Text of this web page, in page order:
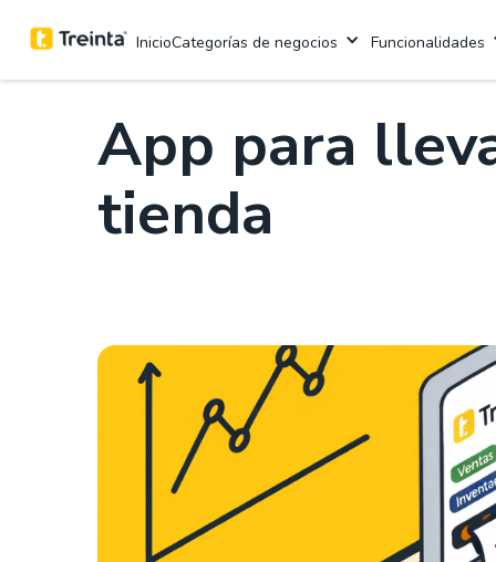
InicioCategorías de negocios Funcionalidades
App para
tienda